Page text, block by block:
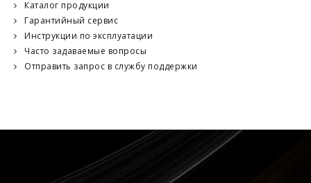
Каталог продукции
Гарантийный сервис
Инструкции по эксплуатации
Часто задаваемые вопросы
Отправить запрос в службу поддержки